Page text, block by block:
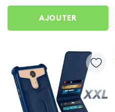
10
AJOUTER